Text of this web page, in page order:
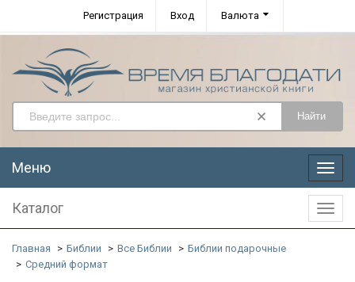
Регистрация Вход Валюта
Найти
Меню
Меню
Каталог
Главная Библии Все Библии
Библии подарочные
Средний формат